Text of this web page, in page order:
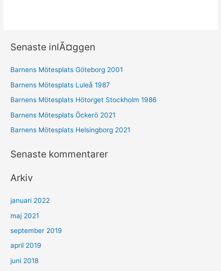
Senaste inlÃ¤ggen
Barnens Mötesplats Göteborg 2001
Barnens Mötesplats Luleå 1987
Barnens Mötesplats Hötorget Stockholm 1986
Barnens Mötesplats Öckerö 2021
Barnens Mötesplats Helsingborg 2021
Senaste kommentarer
Arkiv
januari 2022
maj 2021
september 2019
april 2019
juni 2018